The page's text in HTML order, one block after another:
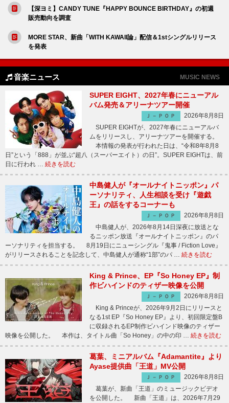
【深ヨミ】CANDY TUNE『HAPPY BOUNCE BIRTHDAY』の初週
販売動向を調査
MORE STAR、新曲「WITH KAWAII論」配信＆1stシングルリリース
を発表
音楽ニュース MUSIC NEWS
SUPER EIGHT、2027年春にニューアル
バム発売＆アリーナツアー開催
Ｊ－ＰＯＰ
2026年8月8日
SUPER EIGHTが、2027年春にニューアルバ
ムをリリースし、アリーナツアーを開催する。
本情報の発表が行われた日は、“令和8年8月8
日”という「888」が並ぶ“超八（スーパーエイト）の日”。SUPER EIGHTは、前
日に行われ … 続きを読む
中島健人が『オールナイトニッポン』パ
ーソナリティ、人生相談を受け『遊戯
王』の話をするコーナーも
Ｊ－ＰＯＰ
2026年8月8日
中島健人が、2026年8月14日深夜に放送とな
るニッポン放送『オールナイトニッポン』のパ
ーソナリティを担当する。 8月19日にニューシングル『鬼事 / Fiction Love』
がリリースされることを記念して、中島健人が通称“1部”のパ … 続きを読む
King & Prince、EP『So Honey EP』制
作ビハインドのティザー映像を公開
Ｊ－ＰＯＰ
2026年8月8日
King & Princeが、2026年9月2日にリリースと
なる1st EP『So Honey EP』より、初回限定盤B
に収録されるEP制作ビハインド映像のティザー
映像を公開した。 本作は、タイトル曲「So Honey」の中の印 … 続きを読む
葛葉、ミニアルバム『Adamantite』より
Ayase提供曲「王道」MV公開
Ｊ－ＰＯＰ
2026年8月8日
葛葉が、新曲「王道」のミュージックビデオ
を公開した。 新曲「王道」は、2026年7月29